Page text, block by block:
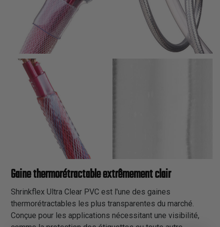
Gaine thermorétractable extrêmement clair
Shrinkflex Ultra Clear PVC est l'une des gaines
thermorétractables les plus transparentes du marché.
Conçue pour les applications nécessitant une visibilité,